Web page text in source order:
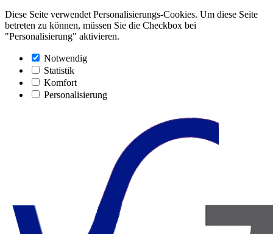
Diese Seite verwendet Personalisierungs-Cookies. Um diese Seite
betreten zu können, müssen Sie die Checkbox bei
"Personalisierung" aktivieren.
Notwendig
Statistik
Komfort
Personalisierung